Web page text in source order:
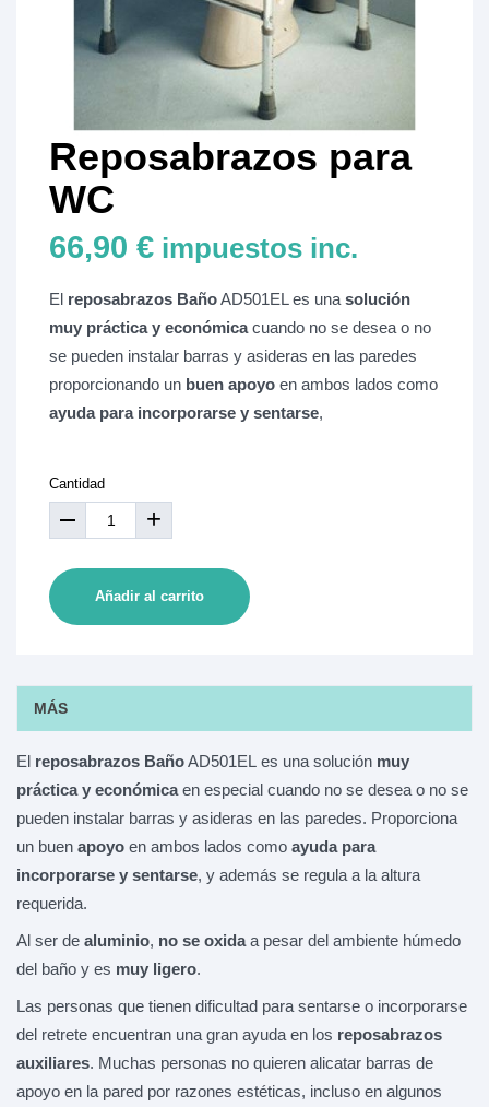
Reposabrazos para
WC
66,90 € impuestos inc.
El reposabrazos BañoAD501EL es una solución
muy práctica y económicacuando no se desea o no
se pueden instalar barras y asideras en las paredes
proporcionando un buen apoyo en ambos lados como
ayuda para incorporarse y sentarse,
Cantidad
+
Añadir al carrito
MÁS
El reposabrazos BañoAD501EL es una solución muy
práctica y económicaen especial cuando no se desea o no se
pueden instalar barras y asideras en las paredes. Proporciona
un buen apoyo en ambos lados como ayuda para
incorporarse y sentarse, y además se regula a la altura
requerida.
Al ser de aluminio, no se oxidaa pesar del ambiente húmedo
del baño y es muy ligero.
Las personas que tienen dificultad para sentarse o incorporarse
del retrete encuentran una gran ayuda en los reposabrazos
auxiliares. Muchas personas no quieren alicatar barras de
apoyo en la pared por razones estéticas, incluso en algunos